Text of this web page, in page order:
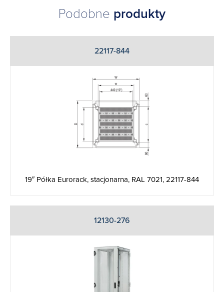
Podobne produkty
22117-844
19″ Półka Eurorack, stacjonarna, RAL 7021, 22117-844
12130-276